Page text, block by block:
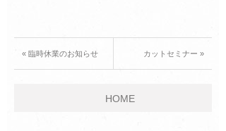
« 臨時休業のお知らせ カットセミナー »
HOME